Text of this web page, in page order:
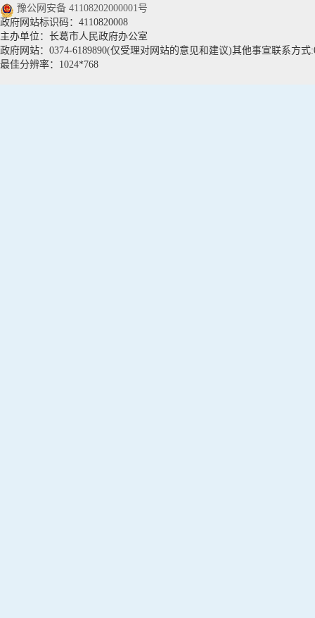
豫公网安备 41108202000001号
政府网站标识码：4110820008
主办单位：长葛市人民政府办公室
政府网站：0374-6189890(仅受理对网站的意见和建议)其他事宣联系方式
最佳分辨率：1024*768